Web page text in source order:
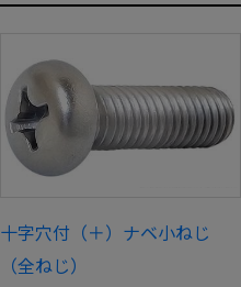
十字穴付（＋）ナベ小ねじ
（全ねじ）